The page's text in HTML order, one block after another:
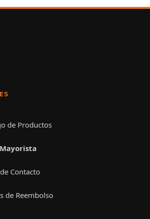
de Productos
Contacto
de Reembolso